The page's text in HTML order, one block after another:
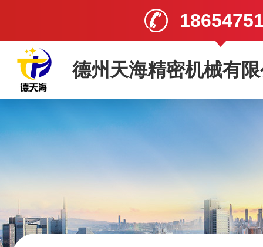
德州天海精密机械有